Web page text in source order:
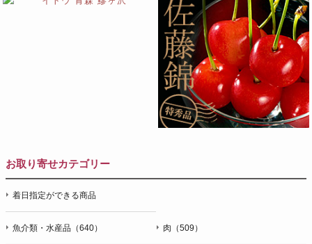
お取り寄せカテゴリー
着日指定ができる商品
魚介類・水産品（640） 肉（509）